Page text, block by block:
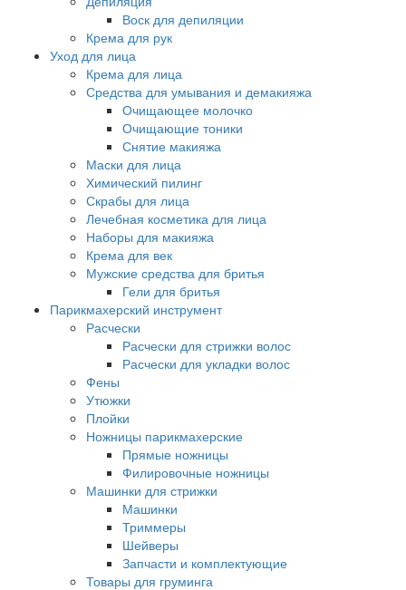
Воск для депиляции
Крема для рук
Уход для лица
Крема для лица
Средства для умывания и демакияжа
Очищающее молочко
Очищающие тоники
Снятие макияжа
Маски для лица
Химический пилинг
Скрабы для лица
Лечебная косметика для лица
Наборы для макияжа
Крема для век
Мужские средства для бритья
Гели для бритья
Парикмахерский инструмент
Расчески
Расчески для стрижки волос
Расчески для укладки волос
Фены
Утюжки
Плойки
Ножницы парикмахерские
Прямые ножницы
Филировочные ножницы
Машинки для стрижки
Машинки
Триммеры
Шейверы
Запчасти и комплектующие
Товары для груминга